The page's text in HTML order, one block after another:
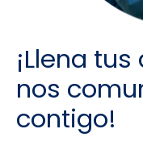
¡Llena
nos
contigo!